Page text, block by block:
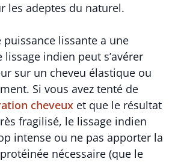
les adeptes du naturel.
lissante a une
indien peut s’avérer
sur un cheveu élastique ou
Si vous avez tenté de
cheveux et que le résultat
fragilisé, le lissage indien
intense ou ne pas apporter la
nécessaire (que le